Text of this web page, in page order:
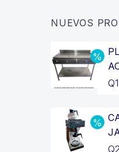
NUEVOS
El
Q
El
Q